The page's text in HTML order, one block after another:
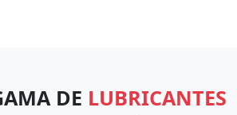
DE LUBRICANTES